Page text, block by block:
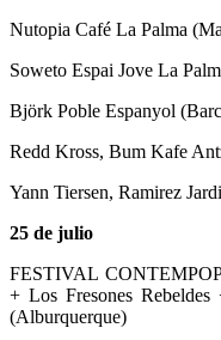
Nutopia Café La Palma
Soweto Espai Jove La
Björk Poble Espanyol
Redd Kross, Bum Kafe
Yann Tiersen, Ramirez
25 de julio
FESTIVAL
+ Los Fresones
(Alburquerque)